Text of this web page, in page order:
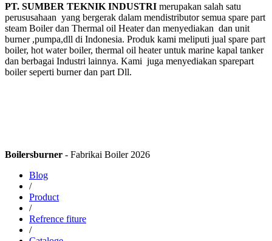
PT. SUMBER TEKNIK INDUSTRI merupakan salah satu
perususahaan yang bergerak dalam mendistributor semua spare part
steam Boiler dan Thermal oil Heater dan menyediakan dan unit
burner ,pumpa,dll di Indonesia. Produk kami meliputi jual spare part
boiler, hot water boiler, thermal oil heater untuk marine kapal tanker
dan berbagai Industri lainnya. Kami juga menyediakan sparepart
boiler seperti burner dan part Dll.
Boilersburner - Fabrikai Boiler 2026
Blog
/
Product
/
Refrence fiture
/